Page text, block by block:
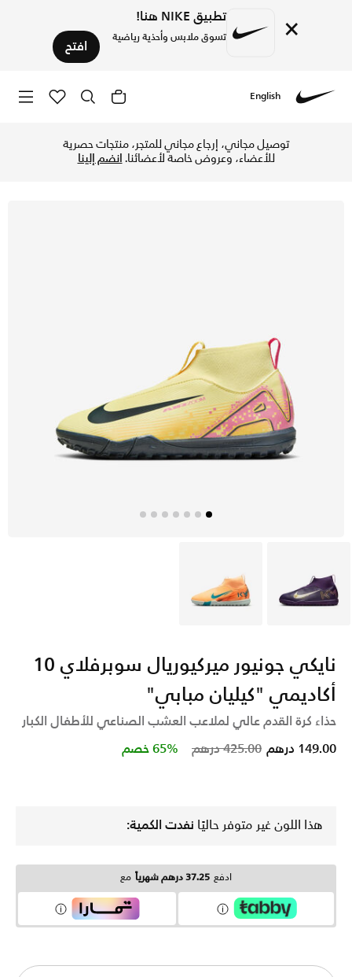
× تطبيق NIKE هنا!
تسوق ملابس وأحذية رياضية افتح
English
توصيل مجاني، إرجاع مجاني للمتجر، منتجات حصرية
للأعضاء، وعروض خاصة لأعضائنا.انضم إلينا
بنفسجي برتقالي
نايكي جونيور ميركيوريال سوبرفلاي 10
أكاديمي "كيليان مبابي"
حذاء كرة القدم عالي لملاعب العشب الصناعي للأطفال الكبار
Price reduced from
425.00 درهم to 149.00 درهم 65% خصم
هذا اللون غير متوفر حاليًا نفدت الكمية:
ادفع 37.25 درهم شهرياً مع